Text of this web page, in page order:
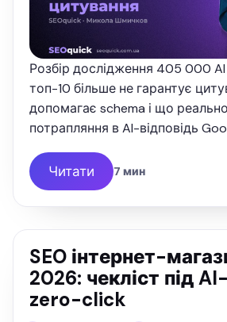
Розбір дослідження 405 000
топ-10 більше не гарантує
допомагає schema і що
потрапляння в AI-відповідь
SEOquick.
Читати 7 мин
SEO інтернет-
2026: чекліст під
zero-click